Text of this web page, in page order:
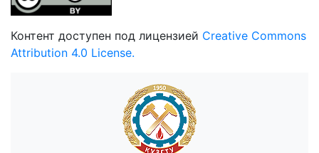
Контент доступен под лицензией Creative Commons
Attribution 4.0 License.